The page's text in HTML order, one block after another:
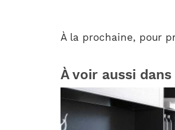
À la prochaine, pour
À voir aussi